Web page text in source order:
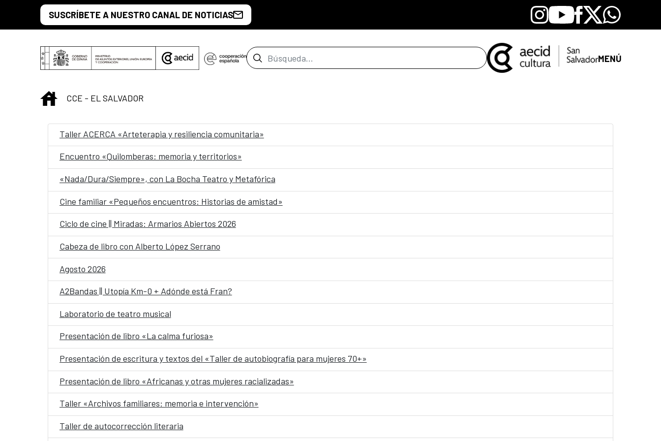
Saltar al contenido principal
SUSCRÍBETE A NUESTRO CANAL DE NOTICIAS Instagram
YoutubeFacebook
X Whatsapp
Barra de búsqueda MENÚ
INICIO
CCE - EL SALVADOR
Taller ACERCA «Arteterapia y resiliencia comunitaria»
Encuentro «Quilomberas: memoria y territorios»
«Nada/Dura/Siempre», con La Bocha Teatro y Metafórica
Cine familiar «Pequeños encuentros: Historias de amistad»
Ciclo de cine || Miradas: Armarios Abiertos 2026
Cabeza de libro con Alberto López Serrano
Agosto 2026
A2Bandas || Utopía Km-0 + Adónde está Fran?
Laboratorio de teatro musical
Presentación de libro «La calma furiosa»
Presentación de escritura y textos del «Taller de autobiografía para mujeres 70+»
Presentación de libro «Africanas y otras mujeres racializadas»
Taller «Archivos familiares: memoria e intervención»
Taller de autocorrección literaria